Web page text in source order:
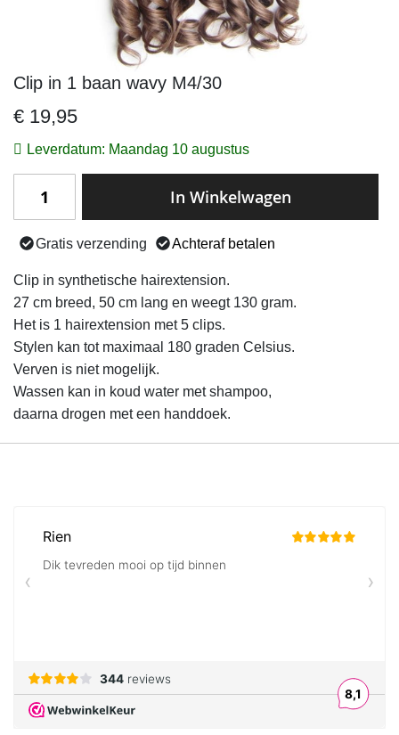
Ga
het
begin
Clip in 1 baan wavy M4/30
€ 19,95
Leverdatum: Maandag 10 augustus
In Winkelwagen
Gratis verzending Achteraf betalen
Clip in synthetische hairextension.
27 cm breed, 50 cm lang en weegt 130 gram.
Het is 1 hairextension met 5 clips.
Stylen kan tot maximaal 180 graden Celsius.
Verven is niet mogelijk.
Wassen kan in koud water met shampoo,
daarna drogen met een handdoek.